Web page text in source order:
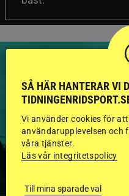
FLERA
BILDER
SÅ HÄR HANTERAR VI
Vi använder cookies för
användarupplevelsen
våra tjänster.
Läs vår integritetspolicy
Till mina sparade val